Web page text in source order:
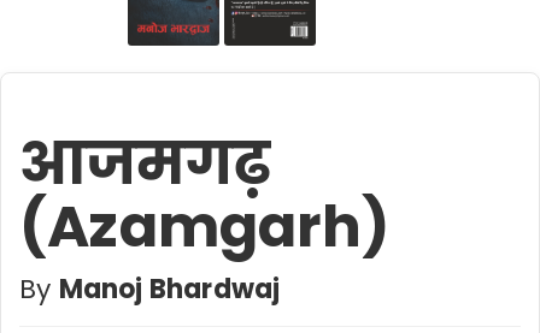
आजमगढ़
(Azamgarh)
By Manoj Bhardwaj